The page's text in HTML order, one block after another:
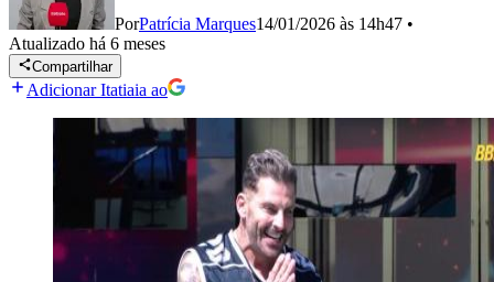
PorPatrícia Marques14/01/2026 às 14h47 •
Atualizado há 6 meses
Compartilhar
Adicionar Itatiaia ao